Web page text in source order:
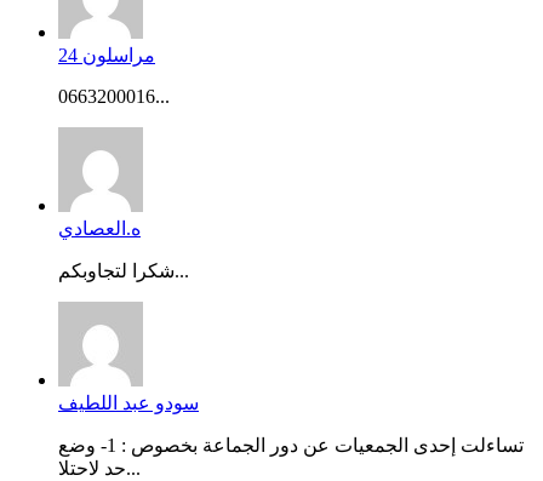
مراسلون 24
0663200016...
ه.العصادي
شكرا لتجاوبكم...
سودو عبد اللطيف
تساءلت إحدى الجمعيات عن دور الجماعة بخصوص : 1- وضع
حد لاحتلا...